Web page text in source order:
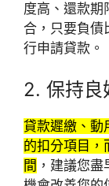
度高、還款期
合，只要負債
行申請貸款。
2. 保持良
貸款遲繳、動
的扣分項目，
間 ，建議您